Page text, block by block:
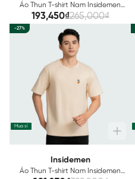
Áo Thun T-shirt Nam Insidemen
Cotton 6TS003AZ
193,450₫265,000₫
-27%
Mua sỉ
Insidemen
Áo Thun T-shirt Nam Insidemen